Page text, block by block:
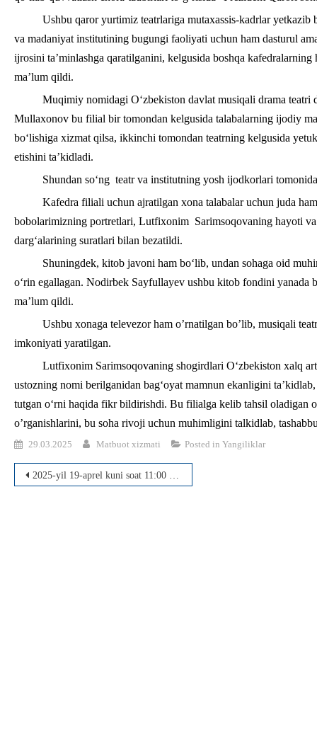
Ushbu qaror yurtimiz teatrlariga mutaxassis-kadrlar yetkazib
va madaniyat institutining bugungi faoliyati uchun ham dasturul
ijrosini ta’minlashga qaratilganini, kelgusida boshqa
ma’lum qildi.
Muqimiy nomidagi O‘zbekiston davlat musiqali drama teatri
Mullaxonov bu filial bir tomondan kelgusida talabalarning ijodiy
bo‘lishiga xizmat qilsa, ikkinchi tomondan teatrning kelgusida
etishini ta’kidladi.
Shundan so‘ng teatr va institutning yosh ijodkorlari
Kafedra filiali uchun ajratilgan xona talabalar uchun juda
bobolarimizning portretlari, Lutfixonim Sarimsoqovaning hayoti
darg‘alarining suratlari bilan bezatildi.
Shuningdek, kitob javoni ham bo‘lib, undan sohaga oid
o‘rin egallagan. Nodirbek Sayfullayev ushbu kitob fondini yanada
ma’lum qildi.
Ushbu xonaga televezor ham o’rnatilgan bo’lib, musiqali
imkoniyati yaratilgan.
Lutfixonim Sarimsoqovaning shogirdlari O‘zbekiston xalq
ustozning nomi berilganidan bag‘oyat mamnun ekanligini
tutgan o‘rni haqida fikr bildirishdi. Bu filialga kelib tahsil oladigan
o’rganishlarini, bu soha rivoji uchun muhimligini talkidlab,
29.03.2025 Matbuot xizmati Posted in Yangiliklar
Post
2025-yil 19-aprel kuni soat 11:00 da dissertatsiyasi muhokamasi